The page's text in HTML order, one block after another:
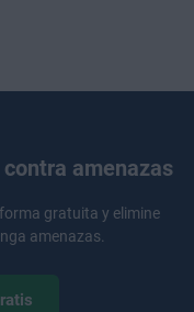
amenazas
gratuita y elimine
amenazas.